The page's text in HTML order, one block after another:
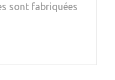
sont fabriquées